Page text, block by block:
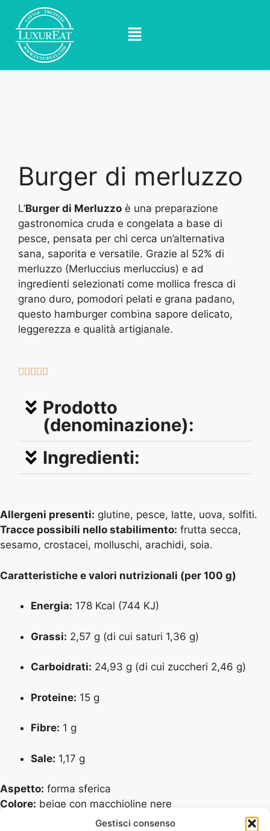
Gestisci consenso
Burger di merluzzo
L’Burger di Merluzzo è una preparazione
gastronomica cruda e congelata a base di
pesce, pensata per chi cerca un’alternativa
sana, saporita e versatile. Grazie al 52% di
merluzzo (Merluccius merluccius) e ad
ingredienti selezionati come mollica fresca di
grano duro, pomodori pelati e grana padano,
questo hamburger combina sapore delicato,
leggerezza e qualità artigianale.
    
Prodotto
(denominazione):
Ingredienti:
Allergeni presenti: glutine, pesce, latte, uova, solfiti.
Tracce possibili nello stabilimento: frutta secca,
sesamo, crostacei, molluschi, arachidi, soia.
Caratteristiche e valori nutrizionali (per 100 g)
Energia: 178 Kcal (744 KJ)
Grassi: 2,57 g (di cui saturi 1,36 g)
Carboidrati: 24,93 g (di cui zuccheri 2,46 g)
Proteine: 15 g
Fibre: 1 g
Sale: 1,17 g
Aspetto: forma sferica
Colore: beige con macchioline nere
delicato e dolciastro